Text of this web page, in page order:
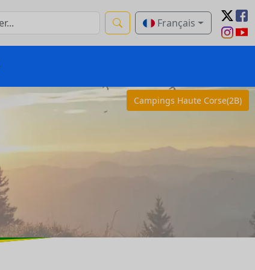
Français
Campings Haute Corse(2B)